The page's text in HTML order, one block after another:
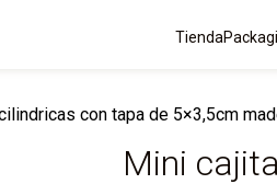
Tienda
con tapa de 5×3,5cm
Mini